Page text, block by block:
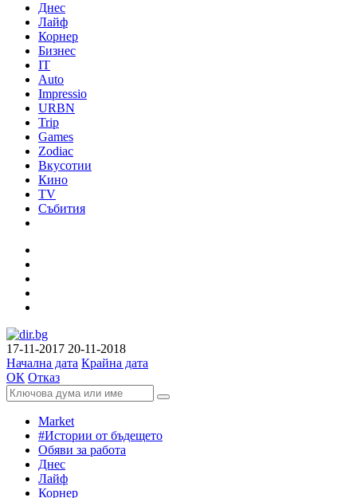
Днес
Лайф
Корнер
Бизнес
IT
Auto
Impressio
URBN
Trip
Games
Zodiac
Вкусотии
Кино
TV
Събития
17-11-2017 20-11-2018
Начална дата Крайна дата
ОК Отказ
Market
#Истории от бъдещето
Обяви за работа
Днес
Лайф
Корнер